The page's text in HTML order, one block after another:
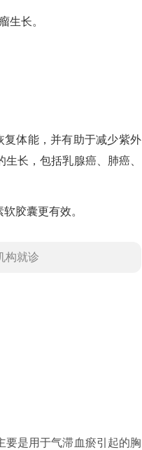
生长。
体能，并有助于减少紫外
长，包括乳腺癌、肺癌、
胶囊更有效。
构就诊
要是用于气滞血瘀引起的胸